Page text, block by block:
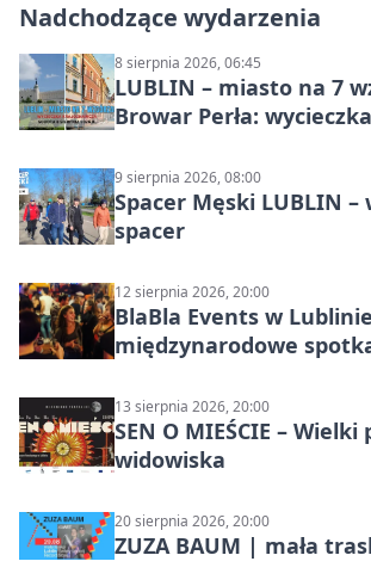
Nadchodzące wydarzenia
8 sierpnia 2026, 06:45
LUBLIN – miasto na 7
Browar Perła: wycieczka
9 sierpnia 2026, 08:00
Spacer Męski LUBLIN –
spacer
12 sierpnia 2026, 20:00
BlaBla Events w
międzynarodowe
13 sierpnia 2026, 20:00
SEN O MIEŚCIE –
widowiska
20 sierpnia 2026, 20:00
ZUZA BAUM | mała